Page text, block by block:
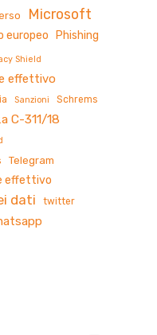
Microsoft
europeo Phishing
Shield
effettivo
Sanzioni
Schrems
C-311/18
Telegram
effettivo
dati twitter